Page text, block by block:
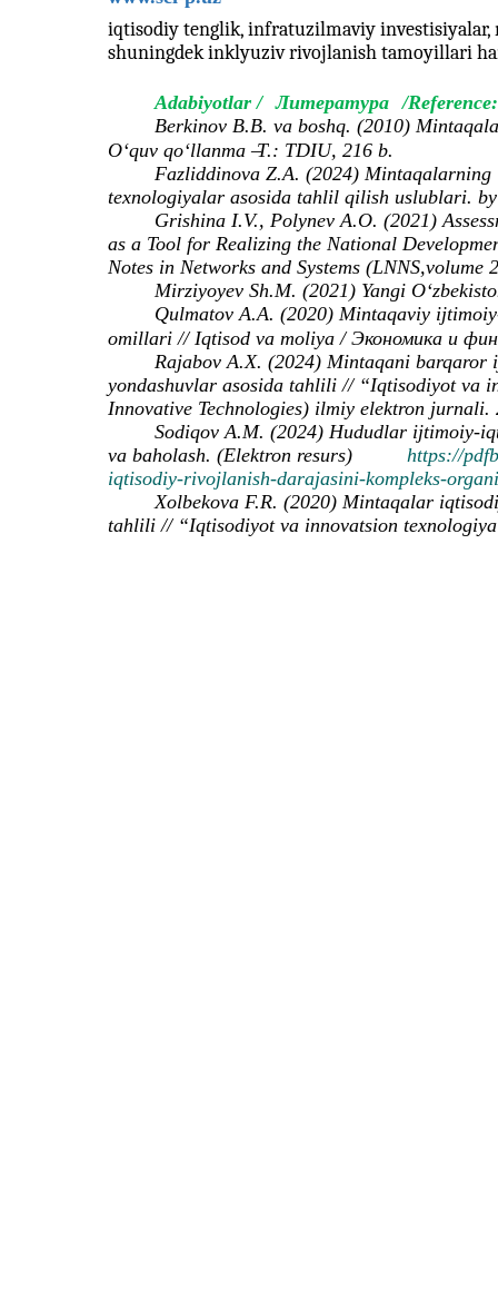
iqtisodiy tenglik, infratuzilmaviy investisiyalar,
shuningdek inklyuziv rivojlanish tamoyillari
Adabiyotlar / Литература /Reference:
Berkinov B.B. va boshq. (2010)
O‘quv qo‘llanma –T.: TDIU, 216 b.
Fazliddinova Z.A. (2024)
texnologiyalar asosida tahlil qilish uslublari.
Grishina I.V., Polynev A.O. (2021)
as a Tool for Realizing the National
Notes in Networks and Systems
Mirziyoyev Sh.M. (2021) Yangi
Qulmatov A.A. (2020) Mintaqaviy
omillari // Iqtisod va moliya / Экономика и
Rajabov A.X. (2024) Mintaqani
yondashuvlar asosida tahlili // “Iqtisodiyot va
Innovative Technologies) ilmiy elektron jurnali.
Sodiqov A.M. (2024) Hududlar ijtimoiy-
va baholash. (Elektron resurs)
https://
iqtisodiy-rivojlanish-darajasini-kompleks-
Xolbekova F.R. (2020) Mintaqalar
tahlili // “Iqtisodiyot va innovatsion